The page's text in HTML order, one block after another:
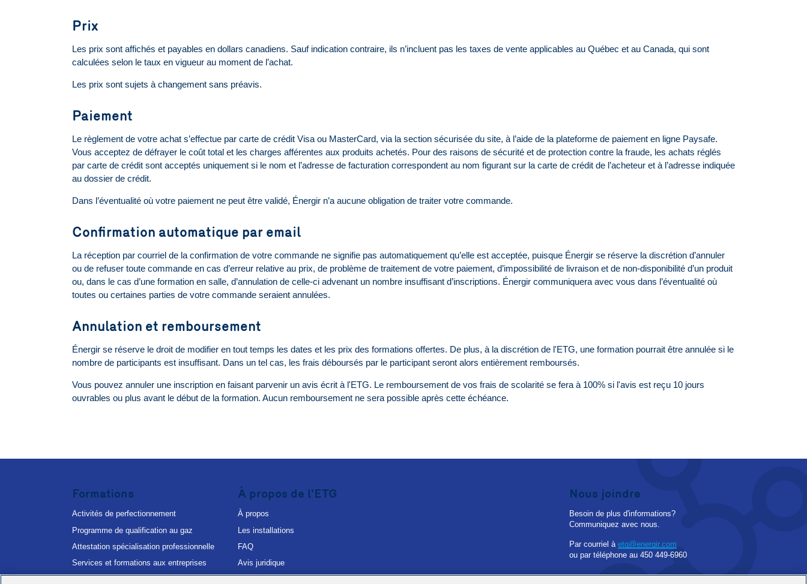
Prix
Les prix sont affichés et payables en dollars canadiens. Sauf indication contraire, ils n’incluent pas les taxes de vente applicables au Québec et au Canada, qui sont
calculées selon le taux en vigueur au moment de l’achat.
Les prix sont sujets à changement sans préavis.
Paiement
Le règlement de votre achat s’effectue par carte de crédit Visa ou MasterCard, via la section sécurisée du site, à l’aide de la plateforme de paiement en ligne Paysafe.
Vous acceptez de défrayer le coût total et les charges afférentes aux produits achetés. Pour des raisons de sécurité et de protection contre la fraude, les achats réglés
par carte de crédit sont acceptés uniquement si le nom et l’adresse de facturation correspondent au nom figurant sur la carte de crédit de l’acheteur et à l’adresse indiquée
au dossier de crédit.
Dans l’éventualité où votre paiement ne peut être validé, Énergir n’a aucune obligation de traiter votre commande.
Confirmation automatique par email
La réception par courriel de la confirmation de votre commande ne signifie pas automatiquement qu’elle est acceptée, puisque Énergir se réserve la discrétion d’annuler
ou de refuser toute commande en cas d’erreur relative au prix, de problème de traitement de votre paiement, d’impossibilité de livraison et de non-disponibilité d’un produit
ou, dans le cas d’une formation en salle, d’annulation de celle-ci advenant un nombre insuffisant d’inscriptions. Énergir communiquera avec vous dans l’éventualité où
toutes ou certaines parties de votre commande seraient annulées.
Annulation et remboursement
Énergir se réserve le droit de modifier en tout temps les dates et les prix des formations offertes. De plus, à la discrétion de l'ETG, une formation pourrait être annulée si le
nombre de participants est insuffisant. Dans un tel cas, les frais déboursés par le participant seront alors entièrement remboursés.
Vous pouvez annuler une inscription en faisant parvenir un avis écrit à l'ETG. Le remboursement de vos frais de scolarité se fera à 100% si l'avis est reçu 10 jours
ouvrables ou plus avant le début de la formation. Aucun remboursement ne sera possible après cette échéance.
Formations
Activités de perfectionnement
Programme de qualification au gaz
Attestation spécialisation professionnelle
Services et formations aux entreprises
À propos de l'ETG
À propos
Les installations
FAQ
Avis juridique
Nous joindre
Besoin de plus d'informations?
Communiquez avec nous.
Par courriel à etg@energir.com
ou par téléphone au 450 449-6960